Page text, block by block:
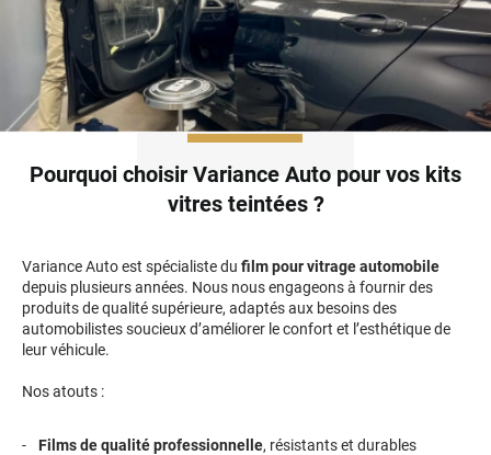
Pourquoi choisir Variance Auto pour vos kits
vitres teintées ?
Variance Auto est spécialiste du film pour vitrage automobile
depuis plusieurs années. Nous nous engageons à fournir des
produits de qualité supérieure, adaptés aux besoins des
automobilistes soucieux d’améliorer le confort et l’esthétique de
leur véhicule.
Nos atouts :
Films de qualité professionnelle, résistants et durables